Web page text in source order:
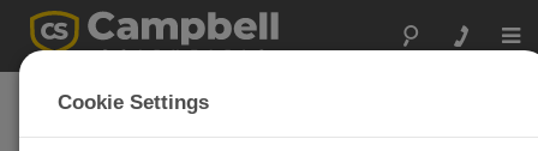
LoggerNet
データロガーサポートソフトウェ
Cookie Settings